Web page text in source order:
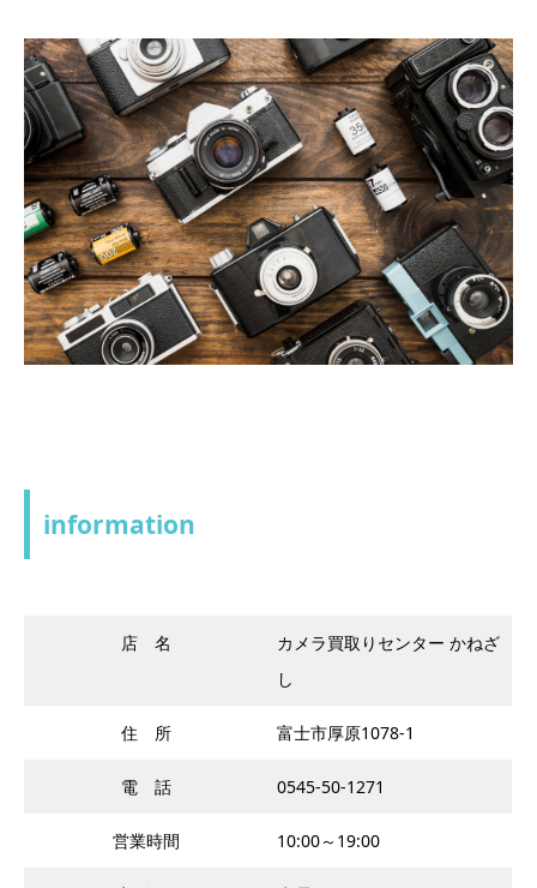
information
店 名
カメラ買取りセンター かねざ
し
住 所 富士市厚原1078-1
電 話 0545-50-1271
営業時間 10:00～19:00